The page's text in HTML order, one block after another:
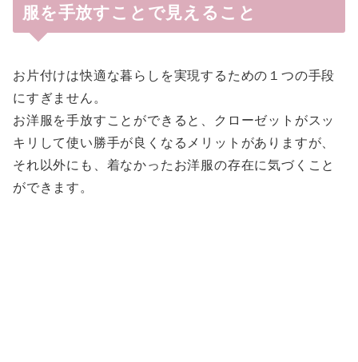
服を手放すことで見えること
お片付けは快適な暮らしを実現するための１つの手段
にすぎません。
お洋服を手放すことができると、クローゼットがスッ
キリして使い勝手が良くなるメリットがありますが、
それ以外にも、着なかったお洋服の存在に気づくこと
ができます。